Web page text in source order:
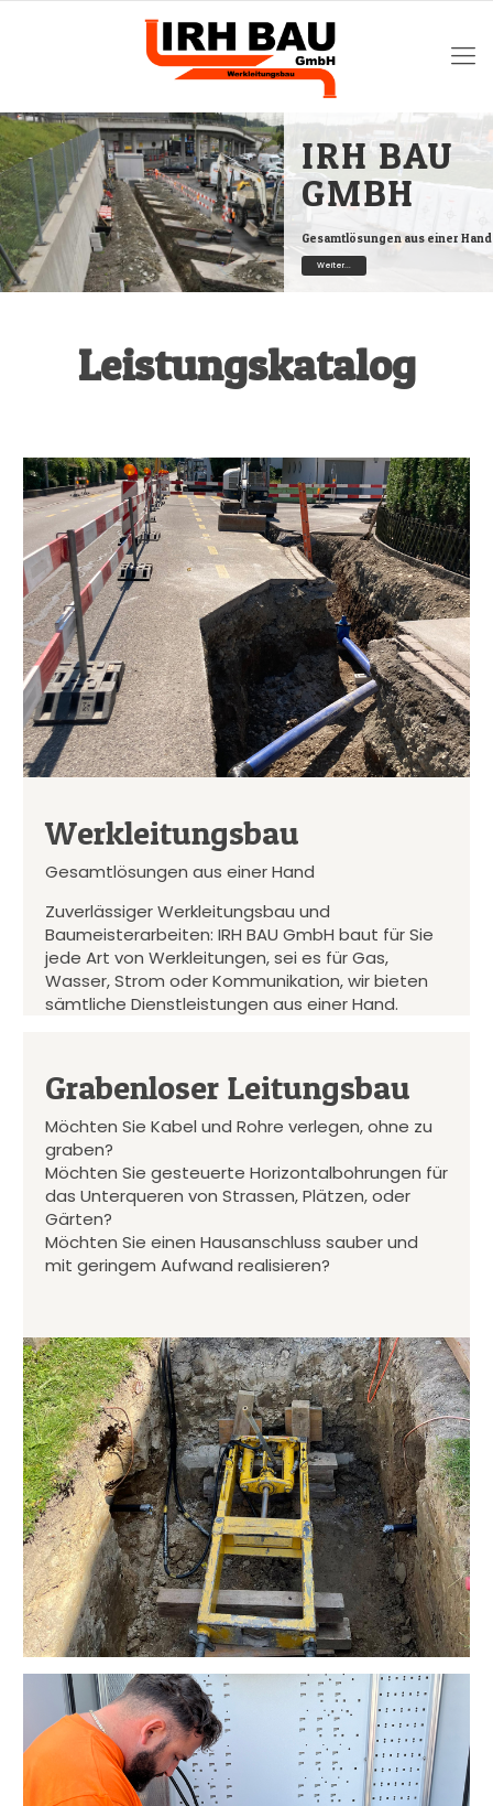
IRH BAU
GMBH
Gesamtlösungen aus einer
Weiter...
Leistungskatalog
Werkleitungsbau
Gesamtlösungen aus einer Hand
Zuverlässiger Werkleitungsbau und
Baumeisterarbeiten: IRH BAU GmbH baut für Sie
jede Art von Werkleitungen, sei es für Gas,
Wasser, Strom oder Kommunikation, wir bieten
sämtliche Dienstleistungen aus einer Hand.
Grabenloser Leitungsbau
Möchten Sie Kabel und Rohre verlegen, ohne zu
graben?
Möchten Sie gesteuerte Horizontalbohrungen für
das Unterqueren von Strassen, Plätzen, oder
Gärten?
Möchten Sie einen Hausanschluss sauber und
mit geringem Aufwand realisieren?